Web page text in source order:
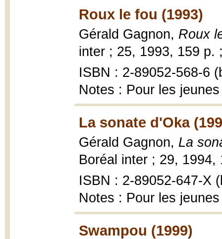
Roux le fou (1993)
Gérald Gagnon, Roux
inter ; 25, 1993, 159 p.
ISBN : 2-89052-568-6
Notes : Pour les jeunes
La sonate d'Oka
Gérald Gagnon, La
Boréal inter ; 29, 1994,
ISBN : 2-89052-647-X
Notes : Pour les jeunes
Swampou (1999)